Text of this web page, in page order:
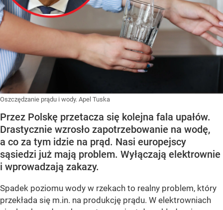
Oszczędzanie prądu i wody. Apel Tuska
Przez Polskę przetacza się kolejna fala upałów.
Drastycznie wzrosło zapotrzebowanie na wodę,
a co za tym idzie na prąd. Nasi europejscy
sąsiedzi już mają problem. Wyłączają elektrownie
i wprowadzają zakazy.
Spadek poziomu wody w rzekach to realny problem, który
przekłada się m.in. na produkcję prądu. W elektrowniach